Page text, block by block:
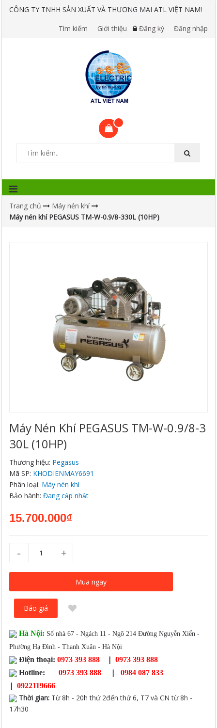
CÔNG TY TNHH SẢN XUẤT VÀ THƯƠNG MẠI ATL VIỆT NAM!
Tìm kiếm Giới thiệu Đăng ký Đăng nhập
Trang chủ
Máy nén khí
Máy nén khí PEGASUS TM-W-0.9/8-330L (10HP)
Máy Nén Khí PEGASUS TM-W-0.9/8-3
30L (10HP)
Thương hiệu: Pegasus
Mã SP: KHODIENMAY6691
Phân loại: Máy nén khí
Bảo hành:Đang cập nhật
15.700.000₫
- +
Mua ngay
Báo giá
Hà Nội: Số nhà 67 - Ngách 11 - Ngõ 214 Đường Nguyễn Xiển -
Phường Hạ Đình - Thanh Xuân - Hà Nội
Điện thoại: 0973 393 888 |
0973 393 888
Hotline:
0973 393 888 | 0984 087 833
| 0922119666
Thời gian: Từ 8h - 20h thứ 2đến thứ 6, T7 và CN từ 8h -
17h30